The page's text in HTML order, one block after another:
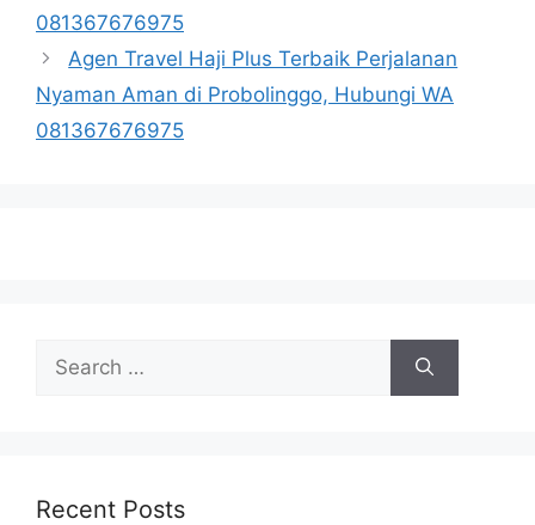
081367676975
Agen Travel Haji Plus Terbaik Perjalanan
Nyaman Aman di Probolinggo, Hubungi WA
081367676975
Search
for:
Recent Posts